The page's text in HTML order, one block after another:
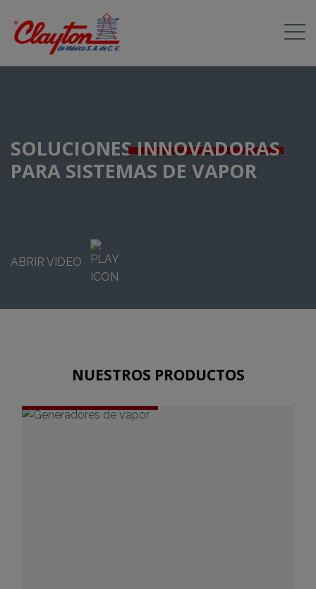
SOLUCIONESINNOVADORAS
PARA SISTEMAS DE VAPOR
ABRIR VIDEO
NUESTROS PRODUCTOS